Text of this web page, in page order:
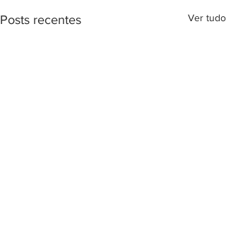
Posts recentes Ver tudo